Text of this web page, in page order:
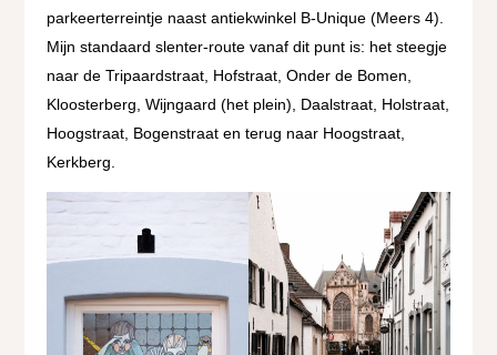
parkeerterreintje naast antiekwinkel B-Unique (Meers 4).
Mijn standaard slenter-route vanaf dit punt is: het steegje
naar de Tripaardstraat, Hofstraat, Onder de Bomen,
Kloosterberg, Wijngaard (het plein), Daalstraat, Holstraat,
Hoogstraat, Bogenstraat en terug naar Hoogstraat,
Kerkberg.